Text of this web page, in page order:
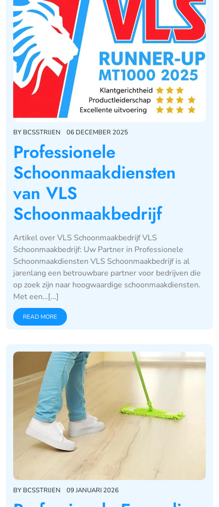
BY BCSSTRIJEN 06 DECEMBER 2025
Professionele
Schoonmaakdiensten
van VLS
Schoonmaakbedrijf
Artikel over VLS Schoonmaakbedrijf VLS
Schoonmaakbedrijf: Uw Partner in Professionele
Schoonmaakdiensten VLS Schoonmaakbedrijf is al
jarenlang een betrouwbare partner voor bedrijven die
op zoek zijn naar hoogwaardige schoonmaakdiensten.
Met een…[...]
READ MORE
BY BCSSTRIJEN 09 JANUARI 2026